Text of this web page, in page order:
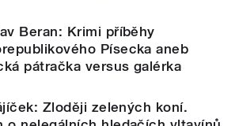
Beran: Krimi příběhy
Písecka aneb
pátračka versus galérka
Zloději zelených koní.